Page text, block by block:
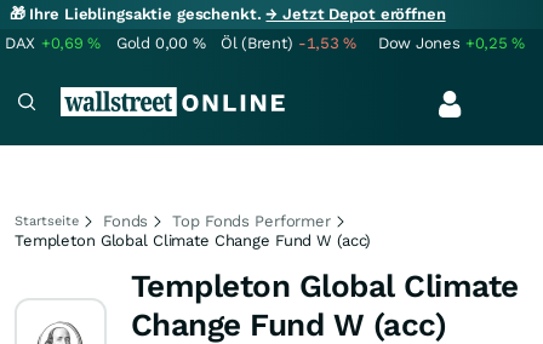
🎁 Ihre Lieblingsaktie geschenkt.→ Jetzt Depot eröffnen
DAX +0,69% Gold 0,00 % Öl (Brent) -1,53% Dow Jones +0,25%
Startseite Fonds
Top Fonds Performer
Templeton Global Climate Change Fund W (acc)
Templeton Global Climate
Change Fund W (acc)